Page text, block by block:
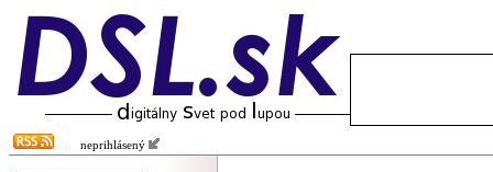
neprihlásený